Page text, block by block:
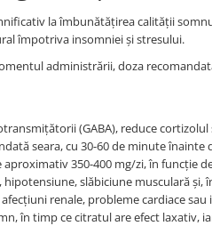
la îmbunătățirea calității
împotriva insomniei și stresului.
administrării, doza
(GABA), reduce
seara, cu 30-60 de minute înainte
350-400 mg/zi, în funcție
slăbiciune musculară și,
afecțiuni renale, probleme cardiace
în timp ce citratul are efect laxativ,